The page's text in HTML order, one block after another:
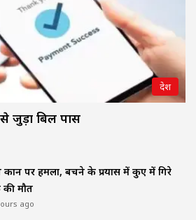
देश
जुड़ा बिल पास
दुकान पर हमला, बचने के प्रयास में कुए में गिरे
मौत
ago